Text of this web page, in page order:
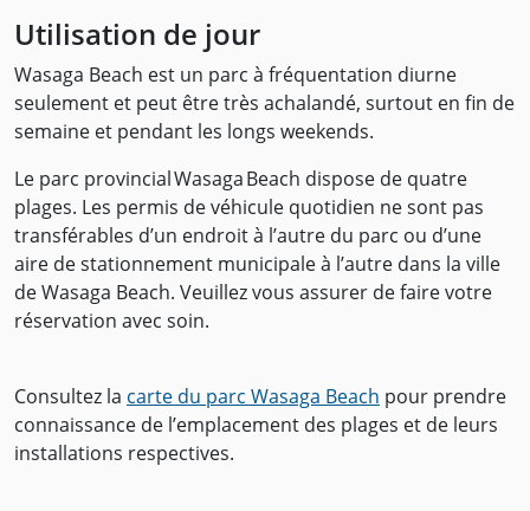
Utilisation de jour
Wasaga Beach est un parc à fréquentation diurne
seulement et peut être très achalandé, surtout en fin de
semaine et pendant les longs weekends.
Le parc provincial Wasaga Beach dispose de quatre
plages. Les permis de véhicule quotidien ne sont pas
transférables d’un endroit à l’autre du parc ou d’une
aire de stationnement municipale à l’autre dans la ville
de Wasaga Beach. Veuillez vous assurer de faire votre
réservation avec soin.
Consultez la carte du parc Wasaga Beach pour prendre
connaissance de l’emplacement des plages et de leurs
installations respectives.